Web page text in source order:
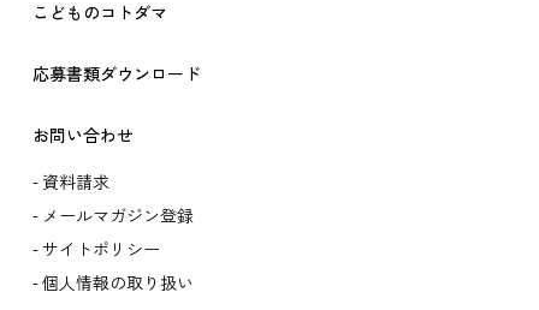
こどものコトダマ
応募書類ダウンロード
お問い合わせ
資料請求
メールマガジン登録
サイトポリシー
個人情報の取り扱い